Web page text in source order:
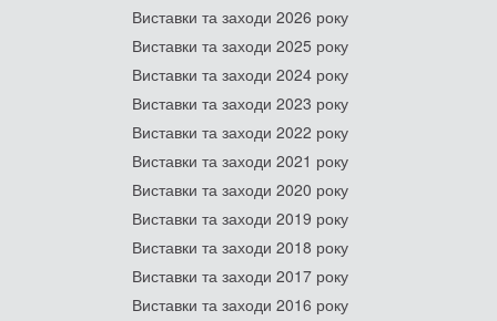
Виставки та заходи 2026 року
Виставки та заходи 2025 року
Виставки та заходи 2024 року
Виставки та заходи 2023 року
Виставки та заходи 2022 року
Виставки та заходи 2021 року
Виставки та заходи 2020 року
Виставки та заходи 2019 року
Виставки та заходи 2018 року
Виставки та заходи 2017 року
Виставки та заходи 2016 року